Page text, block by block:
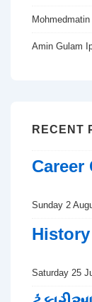
Amin Gulam
RECENT
Career
Sunday 2
History
Saturday 25